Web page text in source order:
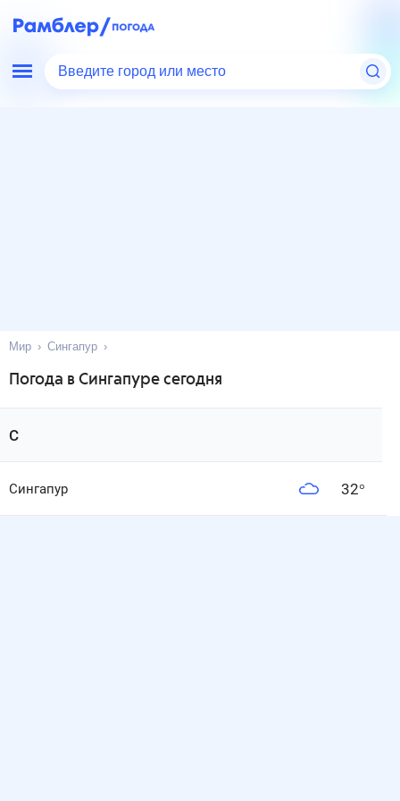
Введите город или место
Мир Сингапур
Погода в Сингапуре сегодня
С
Сингапур 32°